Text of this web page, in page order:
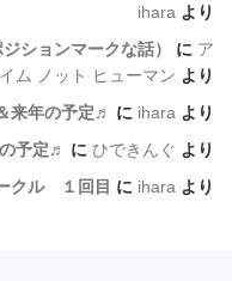
ihara より
ジションマークな話） に ア
イム ノット ヒューマン より
来年の予定♬
に ihara より
予定♬
に ひできんぐ より
クル １回目 に ihara より